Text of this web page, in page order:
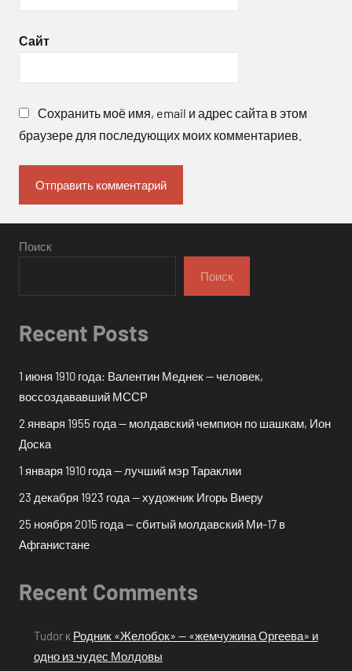
Сайт
Сохранить моё имя, email и адрес сайта в этом
браузере для последующих моих комментариев.
Поиск
Поиск
Recent Posts
1 июня 1910 года: Валентин Меднек — человек,
воссоздававший МССР
2 января 1955 года — молдавский чемпион по шашкам, Ион
Доска
1 января 1910 года — лучший мэр Тараклии
23 декабря 1923 года — художник Игорь Виеру
25 ноября 2015 года — сбитый молдавский Ми-17 в
Афганистане
Recent Comments
Tudorк Родник «Желобок» — «жемчужина Оргеева» и
одно из чудес Молдовы